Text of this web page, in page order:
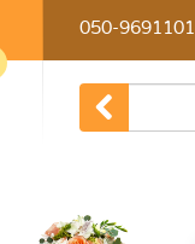
050-9691101